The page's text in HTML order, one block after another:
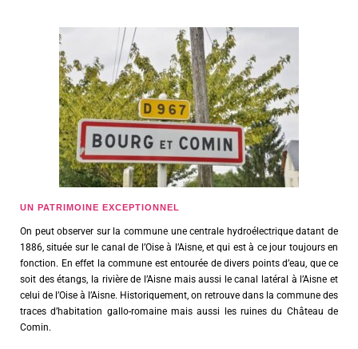
UN PATRIMOINE EXCEPTIONNEL
On peut observer sur la commune une centrale hydroélectrique datant de
1886, située sur le canal de l’Oise à l’Aisne, et qui est à ce jour toujours en
fonction. En effet la commune est entourée de divers points d’eau, que ce
soit des étangs, la rivière de l’Aisne mais aussi le canal latéral à l’Aisne et
celui de l’Oise à l’Aisne. Historiquement, on retrouve dans la commune des
traces d’habitation gallo-romaine mais aussi les ruines du Château de
Comin.